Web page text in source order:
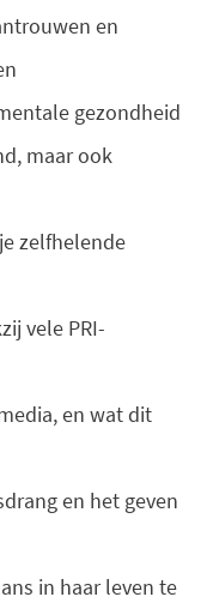
en
gezondheid
maar ook
zelfhelende
vele PRI-
en wat dit
en het geven
in haar leven te